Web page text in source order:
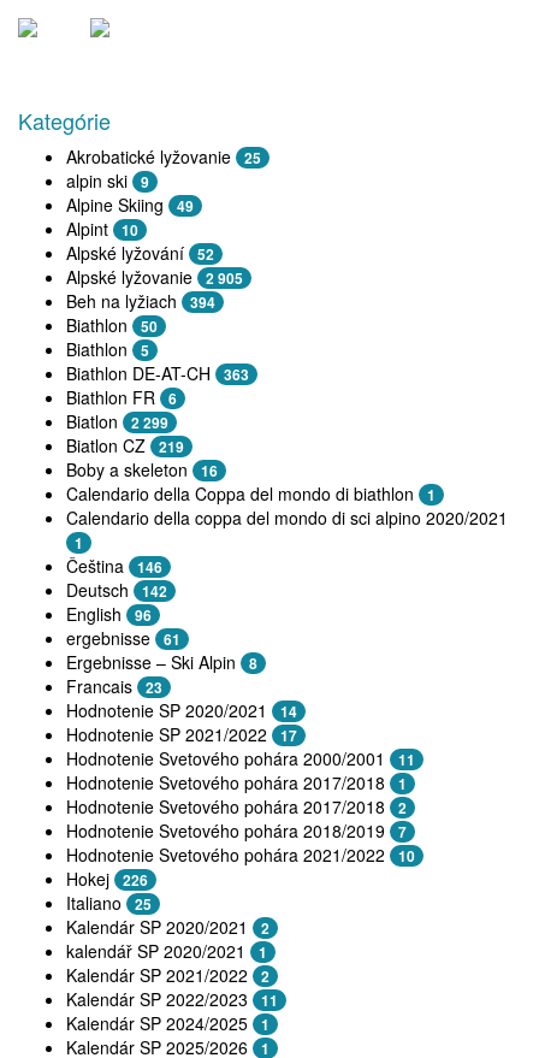
Kategórie
Akrobatické lyžovanie 25
alpin ski 9
Alpine Skiing 49
Alpint 10
Alpské lyžování 52
Alpské lyžovanie 2 905
Beh na lyžiach 394
Biathlon 50
Biathlon 5
Biathlon DE-AT-CH 363
Biathlon FR 6
Biatlon 2 299
Biatlon CZ 219
Boby a skeleton 16
Calendario della Coppa del mondo di biathlon 1
Calendario della coppa del mondo di sci alpino 2020/2021
1
Čeština 146
Deutsch 142
English 96
ergebnisse 61
Ergebnisse – Ski Alpin 8
Francais 23
Hodnotenie SP 2020/2021 14
Hodnotenie SP 2021/2022 17
Hodnotenie Svetového pohára 2000/2001 11
Hodnotenie Svetového pohára 2017/2018 1
Hodnotenie Svetového pohára 2017/2018 2
Hodnotenie Svetového pohára 2018/2019 7
Hodnotenie Svetového pohára 2021/2022 10
Hokej 226
Italiano 25
Kalendár SP 2020/2021 2
kalendář SP 2020/2021 1
Kalendár SP 2021/2022 2
Kalendár SP 2022/2023 11
Kalendár SP 2024/2025 1
Kalendár SP 2025/2026 1